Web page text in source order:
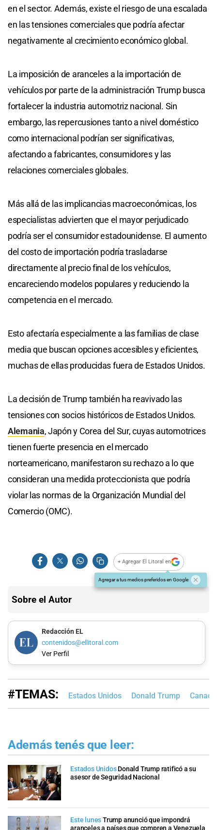
en el sector. Además, existe el riesgo de una escalada
en las tensiones comerciales que podría afectar
negativamente al crecimiento económico global. ​
La imposición de aranceles a la importación de
vehículos por parte de la administración Trump busca
fortalecer la industria automotriz nacional. Sin
embargo, las repercusiones tanto a nivel doméstico
como internacional podrían ser significativas,
afectando a fabricantes, consumidores y las
relaciones comerciales globales.
Más allá de las implicancias macroeconómicas, los
especialistas advierten que el mayor perjudicado
podría ser el consumidor estadounidense. El aumento
del costo de importación podría trasladarse
directamente al precio final de los vehículos,
encareciendo modelos populares y reduciendo la
competencia en el mercado.
Esto afectaría especialmente a las familias de clase
media que buscan opciones accesibles y eficientes,
muchas de ellas producidas fuera de Estados Unidos.
La decisión de Trump también ha reavivado las
tensiones con socios históricos de Estados Unidos.
Alemania, Japón y Corea del Sur, cuyas automotrices
tienen fuerte presencia en el mercado
norteamericano, manifestaron su rechazo a lo que
consideran una medida proteccionista que podría
violar las normas de la Organización Mundial del
Comercio (OMC).
+ Agregar El Litoral en
Agregar a tus medios preferidos en Google
Sobre el Autor
Redacción EL
contenidos@ellitoral.com
Ver Perfil
#TEMAS: Estados Unidos Donald Trump Canadá
Además tenés que leer:
Estados Unidos Donald Trump ratificó a su
asesor de Seguridad Nacional
Este lunesTrump anunció que impondrá